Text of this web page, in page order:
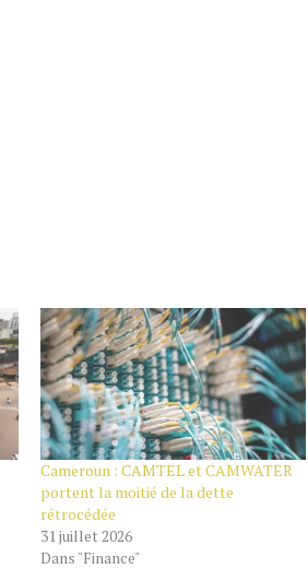
Cameroun : CAMTEL et CAMWATER
portent la moitié de la dette
rétrocédée
31 juillet 2026
Dans "Finance"